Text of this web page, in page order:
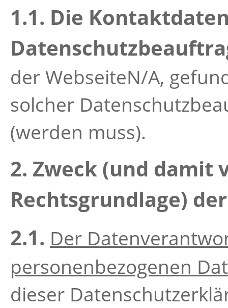
1.1. Die
der WebseiteN/A,
solcher
(werden muss).
2. Zweck (und damit
Rechtsgrundlage)
2.1. Der
personenbezogenen
dieser